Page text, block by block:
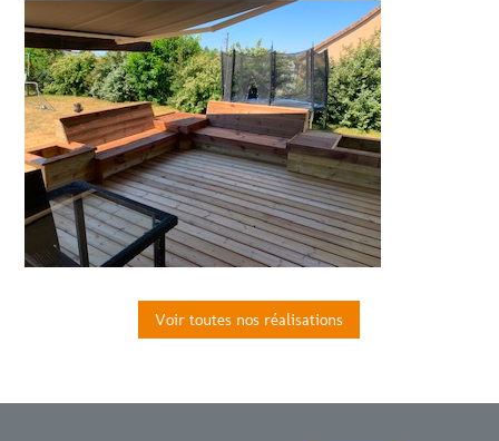
Voir toutes nos réalisations